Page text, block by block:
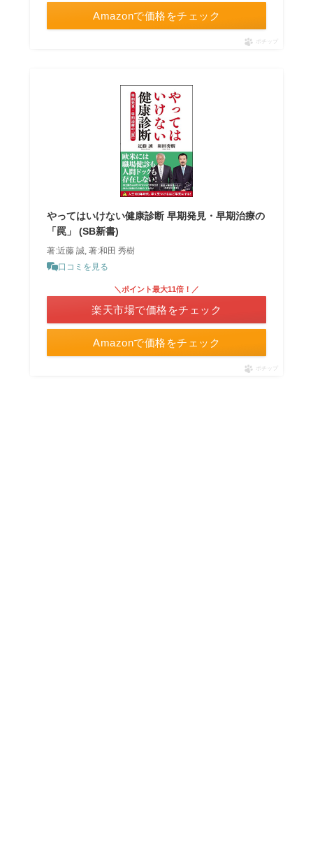
Amazonで価格をチェック
ポチップ
やってはいけない健康診断 早期発見・早期治療の
「罠」 (SB新書)
著:近藤 誠, 著:和田 秀樹
口コミを見る
Amazonで価格をチェック
＼ポイント最大11倍！／
楽天市場で価格をチェック
ポチップ